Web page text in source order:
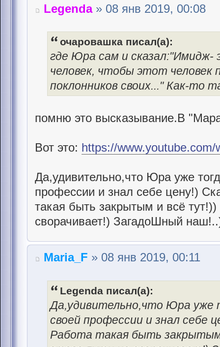
Legenda» 08 янв 2019, 00:08
очаровашка писал(а):
где Юра сам и
человек, чтобы этот человек
поклонников своих..." Как-то
помню это высказывание.В
Вот это: https://
Да,удивительно,что Юра уже
профессии и знал себе цену!)
такая быть закрытым и всё
сворачивает!) ЗагадоШный
Maria_F » 08 янв 2019, 00:11
Legenda писал(а):
Да,удивительно,что Юра уже
своей профессии и знал себе
Работа такая быть